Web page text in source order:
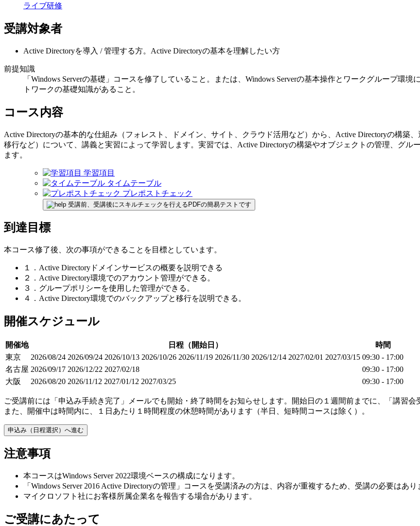
ライブ研修
受講対象者
Active Directoryを導入 / 管理する方。Active Directoryの基本を理解したい方
前提知識
「Windows Serverの基礎」コースを修了していること。または、Windows Serverの基本操作とワークグループ環
トワークの基礎知識があること。
コース内容
Active Directoryの基本的な仕組み（フォレスト、ドメイン、サイト、クラウド活用など）から、Active Directoryの構築
移行など）について、講義と実習によって学習します。実習では、Active Directoryの構築やオブジェクトの管理、グ
ます。
学習項目
タイムテーブル
プレポストチェック
受講前、受講後にスキルチェックを行えるPDFの簡易テストです
到達目標
本コース修了後、次の事項ができることを目標としています。
１．Active Directoryドメインサービスの概要を説明できる
２．Active Directory環境でのアカウント管理ができる。
３．グループポリシーを使用した管理ができる。
４．Active Directory環境でのバックアップと移行を説明できる。
開催スケジュール
開催地 日程（開始日）
時間
東京
2026/08/24 2026/09/24 2026/10/13 2026/10/26 2026/11/19 2026/11/30 2026/12/14 2027/02/01 2027/03/15 09:30 - 17:00
名古屋 2026/09/17 2026/12/22 2027/02/18
09:30 - 17:00
大阪
2026/08/20 2026/11/12 2027/01/12 2027/03/25 09:30 - 17:00
ご受講前には「申込み手続き完了」メールでも開始・終了時間をお知らせします。開始日の１週間前までに、「講習
また、開催中は時間内に、１日あたり１時間程度の休憩時間があります（半日、短時間コースは除く）。
申込み（日程選択）へ進む
注意事項
本コースはWindows Server 2022環境ベースの構成になります。
「Windows Server 2016 Active Directoryの管理」コースを受講済みの方は、内容が重複するため、受講の必要はあり
マイクロソフト社にお客様所属企業名を報告する場合があります。
ご受講にあたって